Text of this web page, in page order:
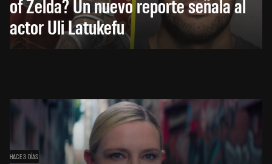
of Zelda? Un nuevo reporte señala al
actor Uli Latukefu
HACE 3 DÍAS